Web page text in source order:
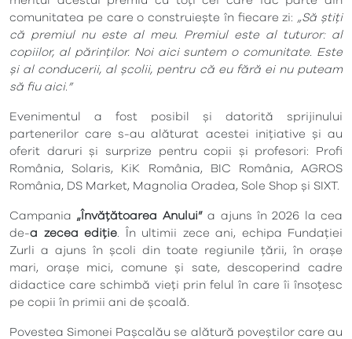
comunitatea pe care o construiește în fiecare zi: „Să știți
că premiul nu este al meu. Premiul este al tuturor: al
copiilor, al părinților. Noi aici suntem o comunitate. Este
și al conducerii, al școlii, pentru că eu fără ei nu puteam
să fiu aici.”
Evenimentul a fost posibil și datorită sprijinului
partenerilor care s-au alăturat acestei inițiative și au
oferit daruri și surprize pentru copii și profesori: Profi
România, Solaris, KiK România, BIC România, AGROS
România, DS Market, Magnolia Oradea, Sole Shop și SIXT.
Campania „Învățătoarea Anului”a ajuns în 2026 la cea
de-a zecea ediție . În ultimii zece ani, echipa Fundației
Zurli a ajuns în școli din toate regiunile țării, în orașe
mari, orașe mici, comune și sate, descoperind cadre
didactice care schimbă vieți prin felul în care îi însoțesc
pe copii în primii ani de școală.
Povestea Simonei Pașcalău se alătură poveștilor care au